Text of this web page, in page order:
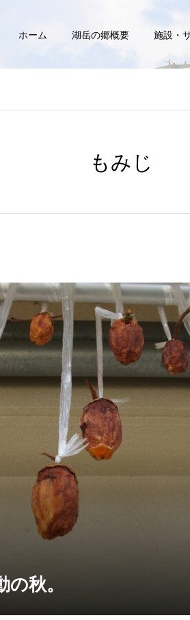
ホーム 湖岳の郷概要 施設・
もみじ
秋。